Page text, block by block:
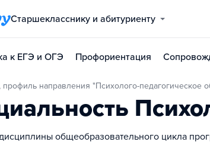
Старшекласснику и абитуриенту
к ЕГЭ и ОГЭ Профориентация
профиль направления "Психолого-педагогическое
общеобразовательного цикла